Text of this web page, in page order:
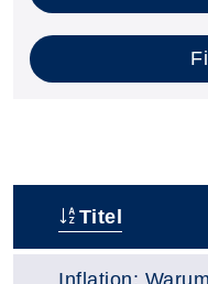
Titel
Inflation: Warum